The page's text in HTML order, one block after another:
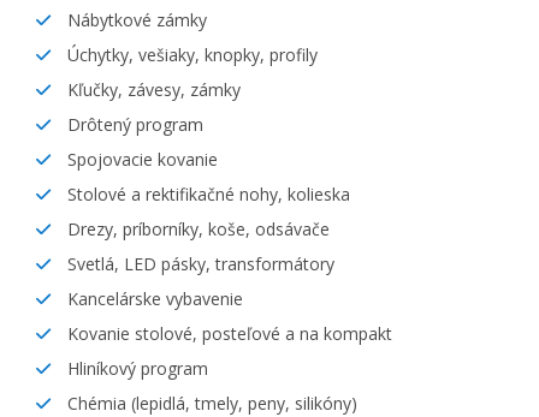
Nábytkové zámky
Úchytky, vešiaky, knopky, profily
Kľučky, závesy, zámky
Drôtený program
Spojovacie kovanie
Stolové a rektifikačné nohy, kolieska
Drezy, príborníky, koše, odsávače
Svetlá, LED pásky, transformátory
Kancelárske vybavenie
Kovanie stolové, posteľové a na kompakt
Hliníkový program
Chémia (lepidlá, tmely, peny, silikóny)